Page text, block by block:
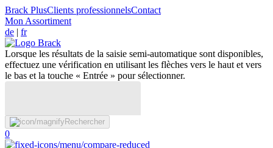
Brack PlusClients professionnelsContact
Mon Assortiment
de | fr
Lorsque les résultats de la saisie semi-automatique sont disponibles,
effectuez une vérification en utilisant les flèches vers le haut et vers
le bas et la touche « Entrée » pour sélectionner.
Rechercher
0